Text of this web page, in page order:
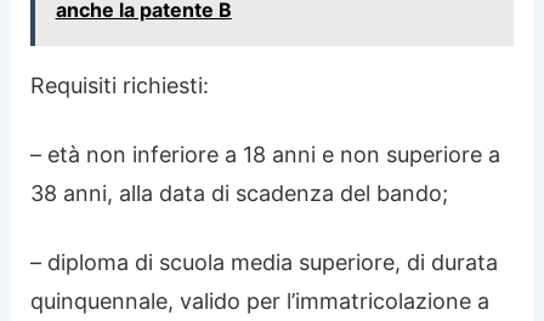
anche la patente B
Requisiti richiesti:
– età non inferiore a 18 anni e non superiore a
38 anni, alla data di scadenza del bando;
– diploma di scuola media superiore, di durata
quinquennale, valido per l’immatricolazione a